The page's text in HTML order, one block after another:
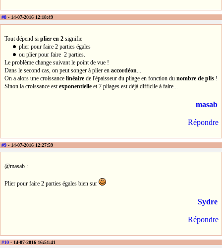
#8 - 14-07-2016 12:18:49
Tout dépend si plier en 2 signifie
∙ plier pour faire 2 parties égales
∙ ou plier pour faire 2 parties.
Le problème change suivant le point de vue !
Dans le second cas, on peut songer à plier en accordéon
On a alors une croissance linéaire de l'épaisseur du pliage en fonction du nombre de plis !
Sinon la croissance est exponentielle et 7 pliages est déjà difficile à faire...
masab
Répondre
#9 - 14-07-2016 12:27:59
@masab :
Plier pour faire 2 parties égales bien sur
Sydre
Répondre
#10 - 14-07-2016 16:51:41